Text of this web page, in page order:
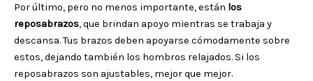
Por último, pero no menos importante, están los
reposabrazos, que brindan apoyo mientras se trabaja y
descansa. Tus brazos deben apoyarse cómodamente sobre
estos, dejando también los hombros relajados. Si los
reposabrazos son ajustables, mejor que mejor.